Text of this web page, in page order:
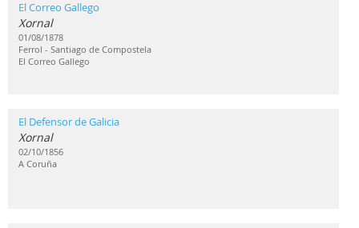
El Correo Gallego
Xornal
01/08/1878
Ferrol - Santiago de Compostela
El Correo Gallego
El Defensor de Galicia
Xornal
02/10/1856
A Coruña